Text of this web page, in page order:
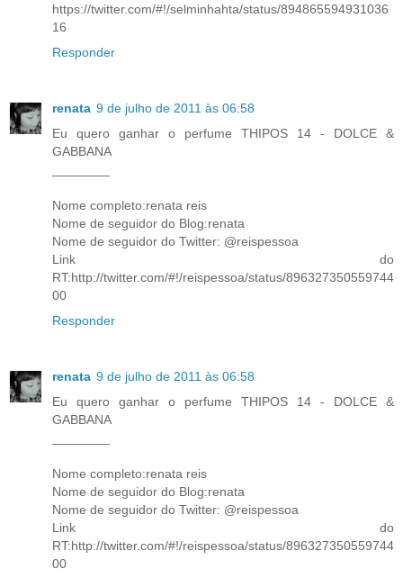
https://twitter.com/#!/selminhahta/status/894865594931036
16
Responder
renata 9 de julho de 2011 às 06:58
Eu quero ganhar o perfume THIPOS 14 - DOLCE &
GABBANA
Nome completo:renata reis
Nome de seguidor do Blog:renata
Nome de seguidor do Twitter: @reispessoa
Link do
RT:http://twitter.com/#!/reispessoa/status/896327350559744
00
Responder
renata 9 de julho de 2011 às 06:58
Eu quero ganhar o perfume THIPOS 14 - DOLCE &
GABBANA
Nome completo:renata reis
Nome de seguidor do Blog:renata
Nome de seguidor do Twitter: @reispessoa
Link do
RT:http://twitter.com/#!/reispessoa/status/896327350559744
00